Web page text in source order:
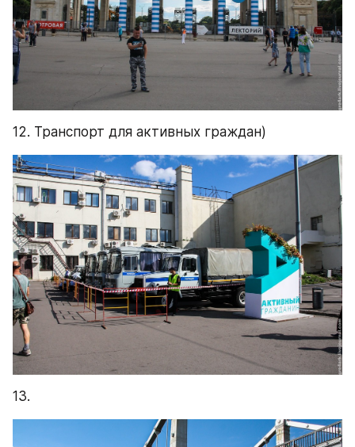
12. Транспорт для активных граждан)
13.